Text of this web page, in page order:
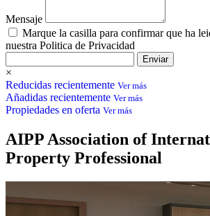
Mensaje
Marque la casilla para confirmar que ha
nuestra Politica de Privacidad
Enviar
×
Reducidas recientemente Ver más
Añadidas recientemente Ver más
Propiedades en oferta Ver más
AIPP Association of
Property Professional